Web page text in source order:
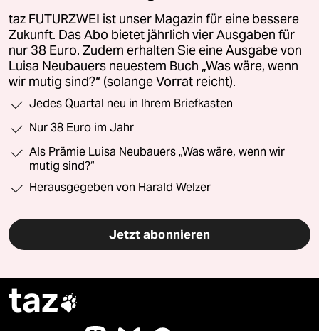
taz FUTURZWEI ist unser Magazin für eine bessere
Zukunft. Das Abo bietet jährlich vier Ausgaben für
nur 38 Euro. Zudem erhalten Sie eine Ausgabe von
Luisa Neubauers neuestem Buch „Was wäre, wenn
wir mutig sind?“ (solange Vorrat reicht).
Jedes Quartal neu in Ihrem Briefkasten
Nur 38 Euro im Jahr
Als Prämie Luisa Neubauers „Was wäre, wenn wir
mutig sind?“
Herausgegeben von Harald Welzer
Jetzt abonnieren
taz